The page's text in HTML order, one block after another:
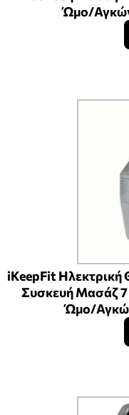
Ώμο/
iKeepFit
Συσκευή Μασάζ
Ώμο/